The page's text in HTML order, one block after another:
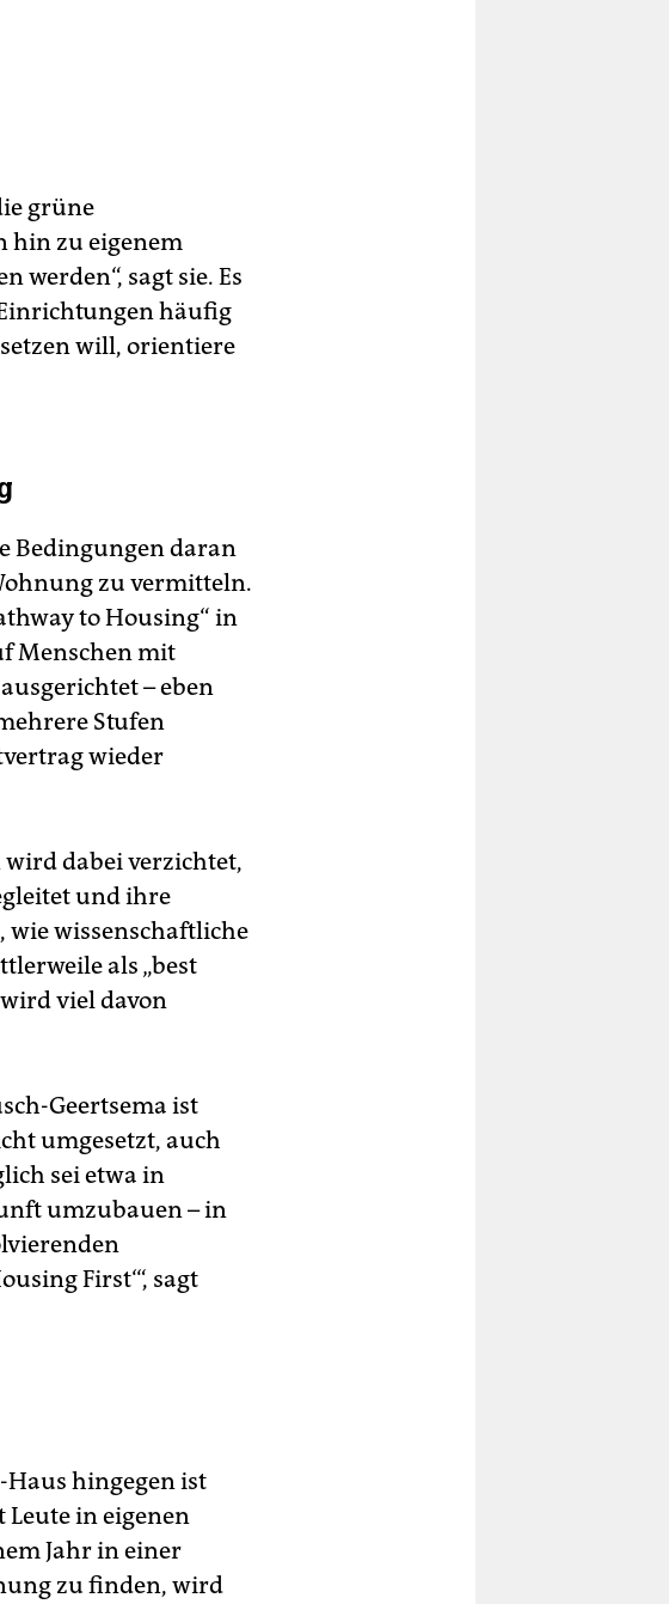
grüne
hin zu eigenem
sagt sie. Es
häufig
will, orientiere
Bedingungen daran
zu vermitteln.
to Housing“ in
Menschen mit
– eben
Stufen
wieder
dabei verzichtet,
und ihre
wie wissenschaftliche
als „best
viel davon
Geertsema ist
umgesetzt, auch
sei etwa in
umzubauen – in
First‘“, sagt
hingegen ist
in eigenen
Jahr in einer
zu finden, wird